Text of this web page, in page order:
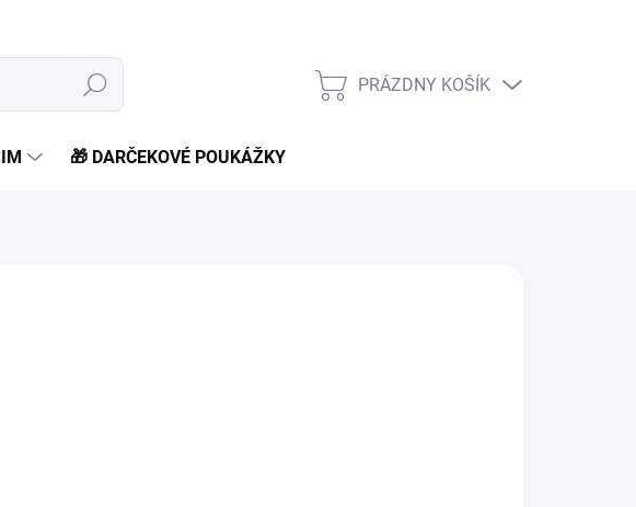
Hľadať
NÁKUPNÝ
PRÁZDNY KOŠÍK
🎁 DARČEKOVÉ POUKÁŽKY